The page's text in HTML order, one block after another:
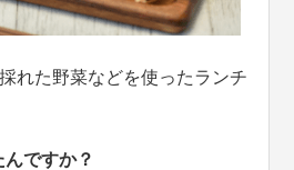
れた野菜などを使ったランチ
ですか？